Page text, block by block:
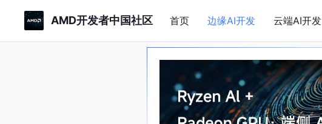
AMD开发者中国社区 首页 边缘AI开发 云端AI开发